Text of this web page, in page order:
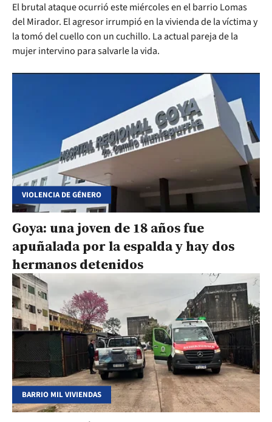
El brutal ataque ocurrió este miércoles en el barrio Lomas
del Mirador. El agresor irrumpió en la vivienda de la víctima y
la tomó del cuello con un cuchillo. La actual pareja de la
mujer intervino para salvarle la vida.
VIOLENCIA DE GÉNERO
Goya: una joven de 18 años fue
apuñalada por la espalda y hay dos
hermanos detenidos
BARRIO MIL VIVIENDAS